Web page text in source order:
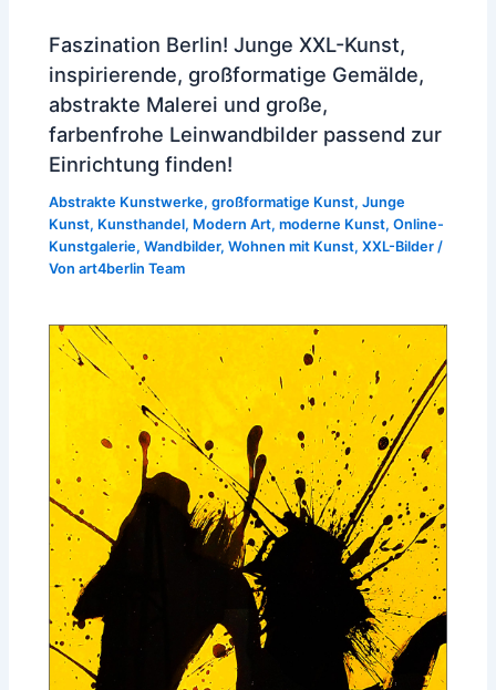
Faszination Berlin! Junge XXL-Kunst,
inspirierende, großformatige Gemälde,
abstrakte Malerei und große,
farbenfrohe Leinwandbilder passend zur
Einrichtung finden!
Abstrakte Kunstwerke,großformatige Kunst,Junge
Kunst, Kunsthandel, Modern Art,moderne Kunst,Online-
Kunstgalerie,Wandbilder,Wohnen mit Kunst,XXL-Bilder /
Vonart4berlin Team